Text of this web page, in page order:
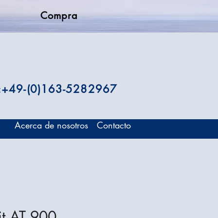
Compra
(0)163-5282967
Acerca de nosotros Contacto